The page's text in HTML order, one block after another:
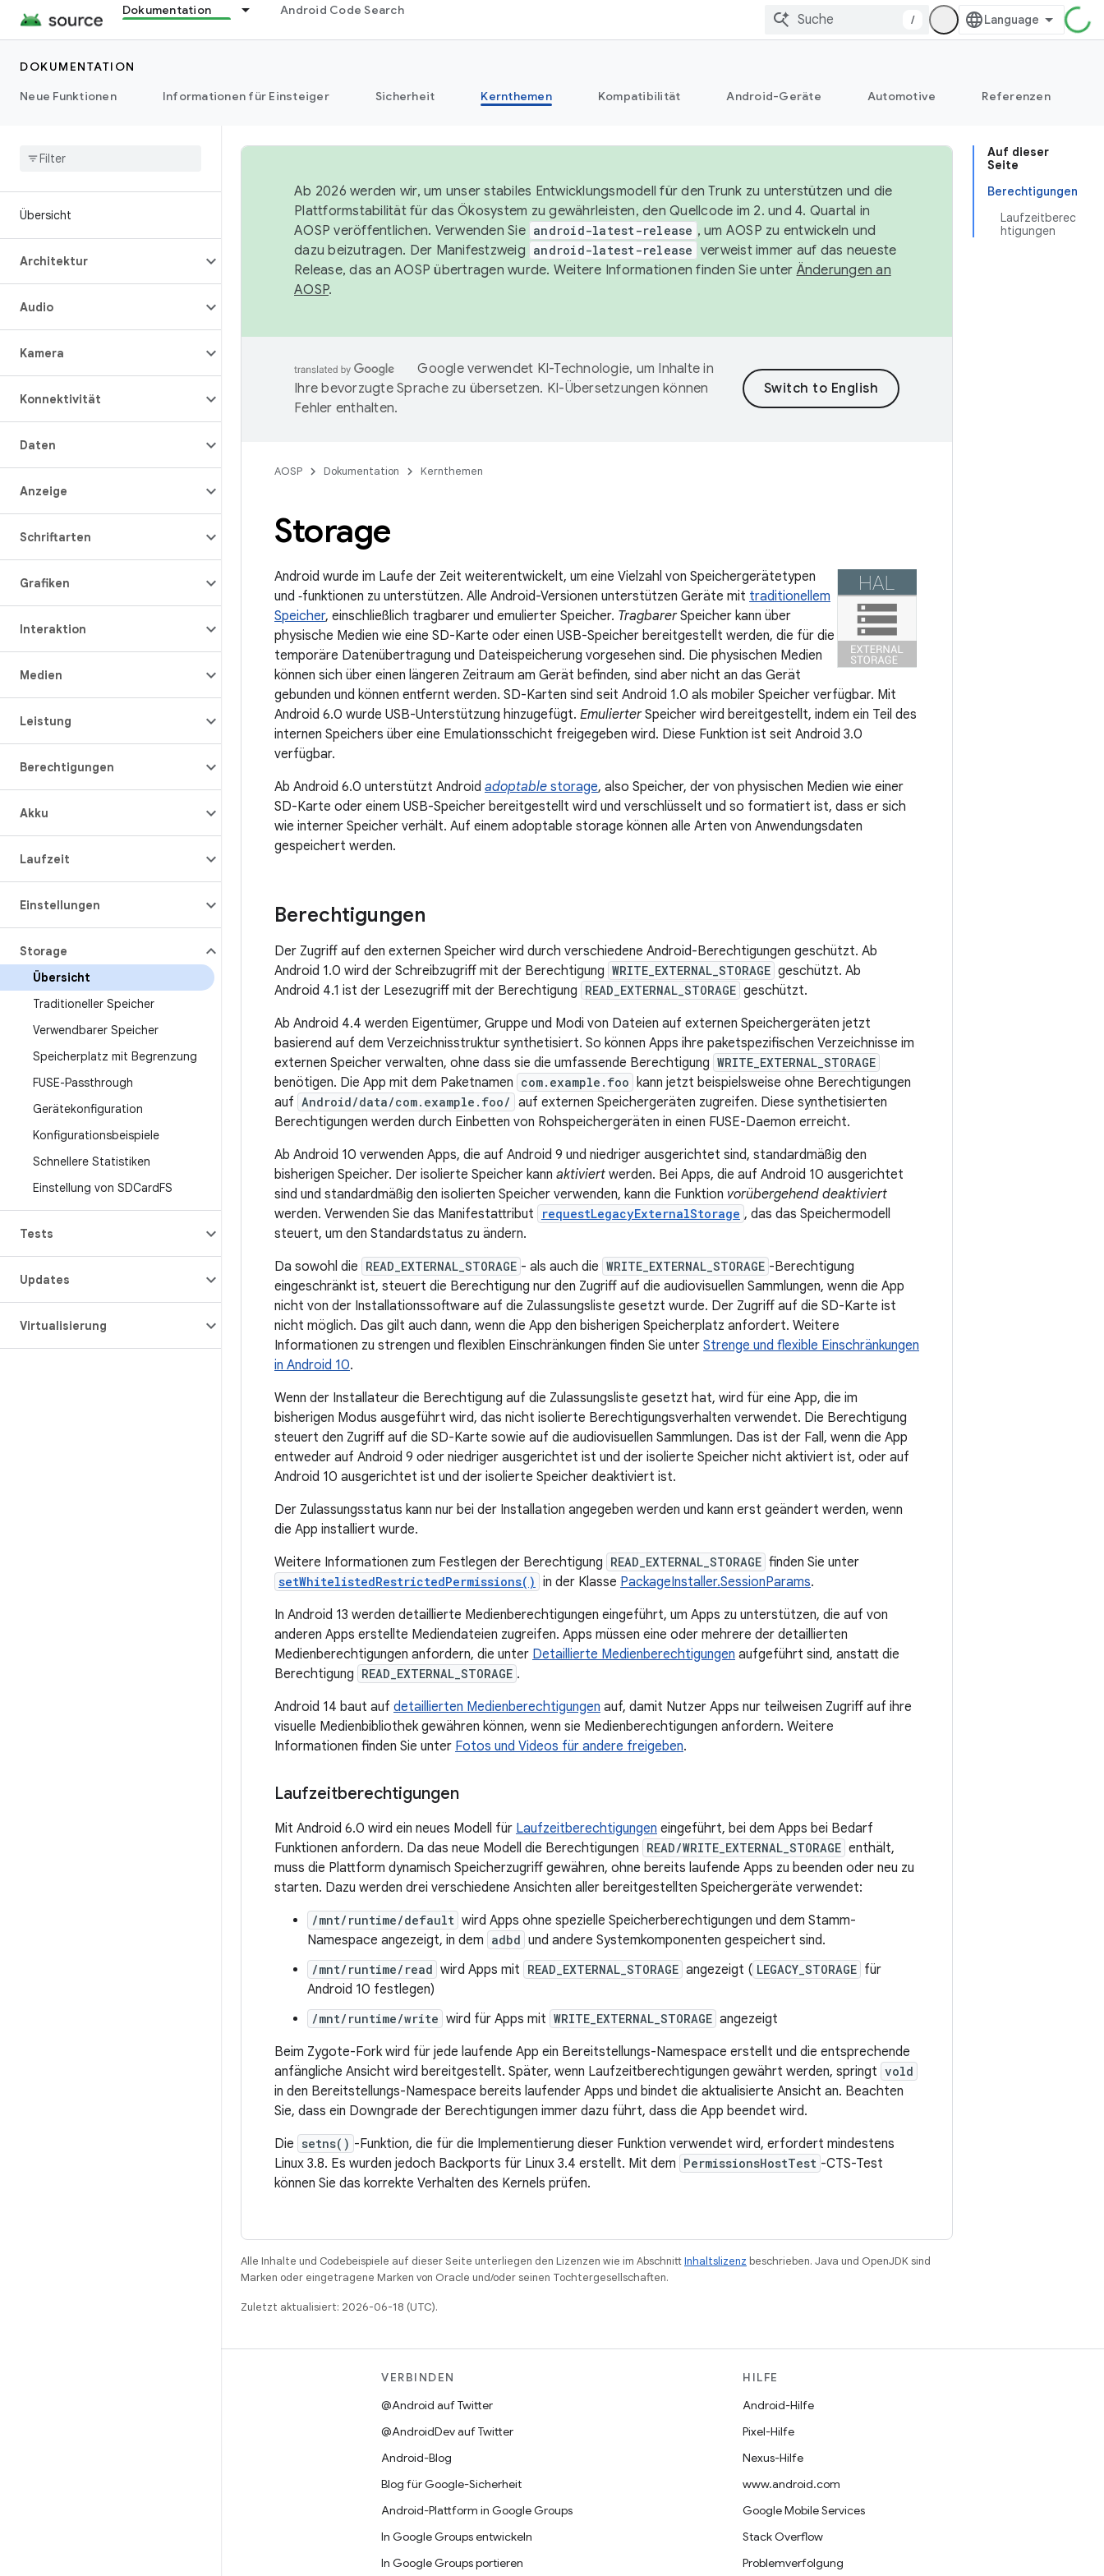
Dokumentation Android Code Search
/
DOKUMENTATION
Neue Funktionen
Informationen für Einsteiger Sicherheit Kernthemen Kompatibilität Android-Geräte Automotive Referenzen
Übersicht
Architektur
Audio
Kamera
Konnektivität
Daten
Anzeige
Schriftarten
Grafiken
Interaktion
Medien
Leistung
Berechtigungen
Akku
Laufzeit
Einstellungen
Storage
Übersicht
Traditioneller Speicher
Verwendbarer Speicher
Speicherplatz mit Begrenzung
FUSE-Passthrough
Gerätekonfiguration
Konfigurationsbeispiele
Schnellere Statistiken
Einstellung von SDCardFS
Tests
Updates
Virtualisierung
Auf dieser
Seite
Berechtigungen
Laufzeitberec
htigungen
Ab 2026 werden wir, um unser stabiles Entwicklungsmodell für den Trunk zu unterstützen und die
Plattformstabilität für das Ökosystem zu gewährleisten, den Quellcode im 2. und 4. Quartal in
AOSP veröffentlichen. Verwenden Sie android-latest-release , um AOSP zu entwickeln und
dazu beizutragen. Der Manifestzweig android-latest-release verweist immer auf das neueste
Release, das an AOSP übertragen wurde. Weitere Informationen finden Sie unter Änderungen an
AOSP.
Google verwendet KI-Technologie, um Inhalte in
Ihre bevorzugte Sprache zu übersetzen. KI-Übersetzungen können
Fehler enthalten.
AOSP Dokumentation Kernthemen
Storage
Android wurde im Laufe der Zeit weiterentwickelt, um eine Vielzahl von Speichergerätetypen
und ‑funktionen zu unterstützen. Alle Android-Versionen unterstützen Geräte mit traditionellem
Speicher, einschließlich tragbarer und emulierter Speicher. TragbarerSpeicher kann über
physische Medien wie eine SD-Karte oder einen USB-Speicher bereitgestellt werden, die für die
temporäre Datenübertragung und Dateispeicherung vorgesehen sind. Die physischen Medien
können sich über einen längeren Zeitraum am Gerät befinden, sind aber nicht an das Gerät
gebunden und können entfernt werden. SD-Karten sind seit Android 1.0 als mobiler Speicher verfügbar. Mit
Android 6.0 wurde USB-Unterstützung hinzugefügt. EmulierterSpeicher wird bereitgestellt, indem ein Teil des
internen Speichers über eine Emulationsschicht freigegeben wird. Diese Funktion ist seit Android 3.0
verfügbar.
Ab Android 6.0 unterstützt Android adoptable storage, also Speicher, der von physischen Medien wie einer
SD-Karte oder einem USB-Speicher bereitgestellt wird und verschlüsselt und so formatiert ist, dass er sich
wie interner Speicher verhält. Auf einem adoptable storage können alle Arten von Anwendungsdaten
gespeichert werden.
Berechtigungen
Der Zugriff auf den externen Speicher wird durch verschiedene Android-Berechtigungen geschützt. Ab
Android 1.0 wird der Schreibzugriff mit der Berechtigung WRITE_EXTERNAL_STORAGE geschützt. Ab
Android 4.1 ist der Lesezugriff mit der Berechtigung READ_EXTERNAL_STORAGE geschützt.
Ab Android 4.4 werden Eigentümer, Gruppe und Modi von Dateien auf externen Speichergeräten jetzt
basierend auf dem Verzeichnisstruktur synthetisiert. So können Apps ihre paketspezifischen Verzeichnisse im
externen Speicher verwalten, ohne dass sie die umfassende Berechtigung WRITE_EXTERNAL_STORAGE
benötigen. Die App mit dem Paketnamen com.example.foo kann jetzt beispielsweise ohne Berechtigungen
auf Android/data/com.example.foo/ auf externen Speichergeräten zugreifen. Diese synthetisierten
Berechtigungen werden durch Einbetten von Rohspeichergeräten in einen FUSE-Daemon erreicht.
Ab Android 10 verwenden Apps, die auf Android 9 und niedriger ausgerichtet sind, standardmäßig den
bisherigen Speicher. Der isolierte Speicher kann aktiviert werden. Bei Apps, die auf Android 10 ausgerichtet
sind und standardmäßig den isolierten Speicher verwenden, kann die Funktion vorübergehend deaktiviert
werden. Verwenden Sie das Manifestattribut
requestLegacyExternalStorage , das das Speichermodell
steuert, um den Standardstatus zu ändern.
Da sowohl die READ_EXTERNAL_STORAGE - als auch die WRITE_EXTERNAL_STORAGE -Berechtigung
eingeschränkt ist, steuert die Berechtigung nur den Zugriff auf die audiovisuellen Sammlungen, wenn die App
nicht von der Installationssoftware auf die Zulassungsliste gesetzt wurde. Der Zugriff auf die SD-Karte ist
nicht möglich. Das gilt auch dann, wenn die App den bisherigen Speicherplatz anfordert. Weitere
Informationen zu strengen und flexiblen Einschränkungen finden Sie unter Strenge und flexible Einschränkungen
in Android 10.
Wenn der Installateur die Berechtigung auf die Zulassungsliste gesetzt hat, wird für eine App, die im
bisherigen Modus ausgeführt wird, das nicht isolierte Berechtigungsverhalten verwendet. Die Berechtigung
steuert den Zugriff auf die SD-Karte sowie auf die audiovisuellen Sammlungen. Das ist der Fall, wenn die App
entweder auf Android 9 oder niedriger ausgerichtet ist und der isolierte Speicher nicht aktiviert ist, oder auf
Android 10 ausgerichtet ist und der isolierte Speicher deaktiviert ist.
Der Zulassungsstatus kann nur bei der Installation angegeben werden und kann erst geändert werden, wenn
die App installiert wurde.
Weitere Informationen zum Festlegen der Berechtigung READ_EXTERNAL_STORAGE finden Sie unter
setWhitelistedRestrictedPermissions() in der Klasse PackageInstaller.SessionParams.
In Android 13 werden detaillierte Medienberechtigungen eingeführt, um Apps zu unterstützen, die auf von
anderen Apps erstellte Mediendateien zugreifen. Apps müssen eine oder mehrere der detaillierten
Medienberechtigungen anfordern, die unter Detaillierte Medienberechtigungen aufgeführt sind, anstatt die
Berechtigung READ_EXTERNAL_STORAGE .
Android 14 baut auf detaillierten Medienberechtigungen auf, damit Nutzer Apps nur teilweisen Zugriff auf ihre
visuelle Medienbibliothek gewähren können, wenn sie Medienberechtigungen anfordern. Weitere
Informationen finden Sie unter Fotos und Videos für andere freigeben.
Laufzeitberechtigungen
Mit Android 6.0 wird ein neues Modell für Laufzeitberechtigungen eingeführt, bei dem Apps bei Bedarf
Funktionen anfordern. Da das neue Modell die Berechtigungen READ/WRITE_EXTERNAL_STORAGE enthält,
muss die Plattform dynamisch Speicherzugriff gewähren, ohne bereits laufende Apps zu beenden oder neu zu
starten. Dazu werden drei verschiedene Ansichten aller bereitgestellten Speichergeräte verwendet:
/mnt/runtime/default wird Apps ohne spezielle Speicherberechtigungen und dem Stamm-
Namespace angezeigt, in dem adbd und andere Systemkomponenten gespeichert sind.
/mnt/runtime/read wird Apps mit READ_EXTERNAL_STORAGE angezeigt ( LEGACY_STORAGE für
Android 10 festlegen)
/mnt/runtime/write wird für Apps mit WRITE_EXTERNAL_STORAGE angezeigt
Beim Zygote-Fork wird für jede laufende App ein Bereitstellungs-Namespace erstellt und die entsprechende
anfängliche Ansicht wird bereitgestellt. Später, wenn Laufzeitberechtigungen gewährt werden, springt vold
in den Bereitstellungs-Namespace bereits laufender Apps und bindet die aktualisierte Ansicht an. Beachten
Sie, dass ein Downgrade der Berechtigungen immer dazu führt, dass die App beendet wird.
Die setns() -Funktion, die für die Implementierung dieser Funktion verwendet wird, erfordert mindestens
Linux 3.8. Es wurden jedoch Backports für Linux 3.4 erstellt. Mit dem PermissionsHostTest -CTS-Test
können Sie das korrekte Verhalten des Kernels prüfen.
Alle Inhalte und Codebeispiele auf dieser Seite unterliegen den Lizenzen wie im AbschnittInhaltslizenz beschrieben. Java und OpenJDK sind
Marken oder eingetragene Marken von Oracle und/oder seinen Tochtergesellschaften.
Zuletzt aktualisiert: 2026-06-18 (UTC).
VERBINDEN
@Android auf Twitter
@AndroidDev auf Twitter
Android-Blog
Blog für Google-Sicherheit
Android-Plattform in Google Groups
In Google Groups entwickeln
In Google Groups portieren
HILFE
Android-Hilfe
Pixel-Hilfe
Nexus-Hilfe
www.android.com
Google Mobile Services
Stack Overflow
Problemverfolgung